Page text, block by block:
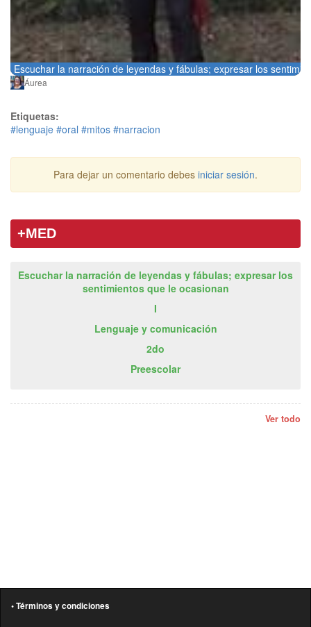
Escuchar la narración de leyendas y fábulas; expresar los
Áurea
Etiquetas:
#lenguaje #oral #mitos #narracion
Para dejar un comentario debes iniciar sesión.
+MED
Escuchar la narración de leyendas y fábulas; expresar los
sentimientos que le ocasionan
I
Lenguaje y comunicación
2do
Preescolar
Ver todo
• Términos y condiciones